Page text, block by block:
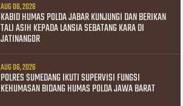
AUG 06, 2026
KABID HUMAS POLDA JABAR KUNJUNGI DAN BERIKAN
TALI ASIH KEPADA LANSIA SEBATANG KARA DI
JATINANGOR
AUG 06, 2026
POLRES SUMEDANG IKUTI SUPERVISI FUNGSI
KEHUMASAN BIDANG HUMAS POLDA JAWA BARAT